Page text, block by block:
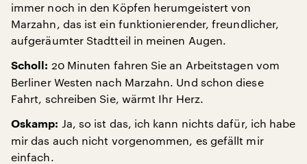
immer noch in den Köpfen herumgeistert von
Marzahn, das ist ein funktionierender, freundlicher,
aufgeräumter Stadtteil in meinen Augen.
Scholl: 20 Minuten fahren Sie an Arbeitstagen vom
Berliner Westen nach Marzahn. Und schon diese
Fahrt, schreiben Sie, wärmt Ihr Herz.
Oskamp: Ja, so ist das, ich kann nichts dafür, ich habe
mir das auch nicht vorgenommen, es gefällt mir
einfach.